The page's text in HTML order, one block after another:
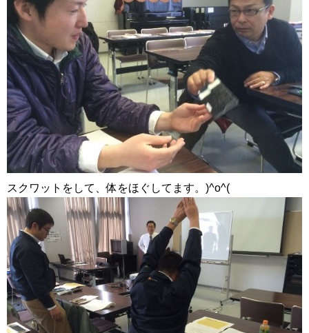
スクワットをして、体をほぐしてます。)^o^(